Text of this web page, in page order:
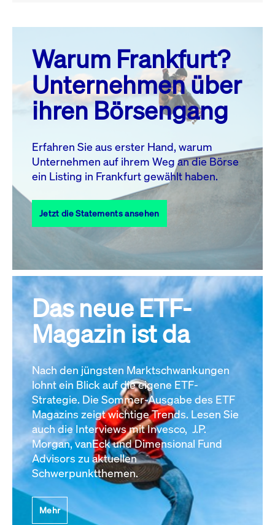
August 26
MO. DI. MI. DO. FR. SA. SO.
1
2
3
4 5 6 7 8
10 11 13 14
17
18 19 20 21 22
23
27 28
31
Alle Events
Warum Frankfurt?
Unternehmen über
ihren Börsengang
Erfahren Sie aus erster Hand, warum
Unternehmen auf ihrem Weg an die Börse
ein Listing in Frankfurt gewählt haben.
Jetzt die Statements ansehen
Das neue ETF-
Magazin ist da
Nach den jüngsten Marktschwankungen
lohnt ein Blick auf die eigene ETF-
Strategie. Die Sommer-Ausgabe des ETF
Magazins zeigt wichtige Trends. Lesen Sie
auch die Interviews mit Invesco, J.P.
Morgan, vanEck und Dimensional Fund
Advisors zu aktuellen
Schwerpunktthemen.
Mehr